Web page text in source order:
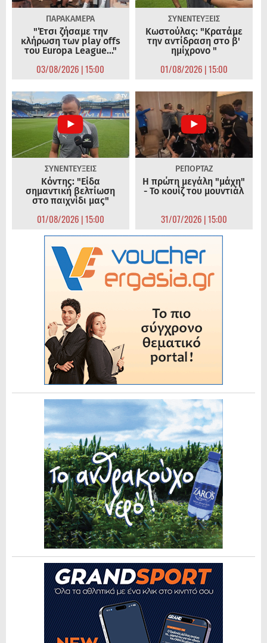
ΠΑΡΑΚΑΜΕΡΑ
"Έτσι ζήσαμε την
κλήρωση των play offs
του Europa League..."
03/08/2026 | 15:00
ΣΥΝΕΝΤΕΥΞΕΙΣ
Κωστούλας: "Κρατάμε
την αντίδραση στο β'
ημίχρονο "
01/08/2026 | 15:00
ΣΥΝΕΝΤΕΥΞΕΙΣ
Κόντης: "Είδα
σημαντική βελτίωση
στο παιχνίδι μας"
01/08/2026 | 15:00
ΡΕΠΟΡΤΑΖ
Η πρώτη μεγάλη "μάχη"
- Το κουίζ του μουντιάλ
31/07/2026 | 15:00